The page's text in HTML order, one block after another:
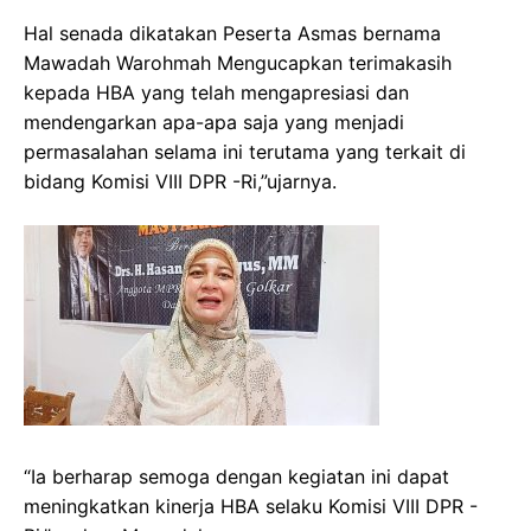
Hal senada dikatakan Peserta Asmas bernama
Mawadah Warohmah Mengucapkan terimakasih
kepada HBA yang telah mengapresiasi dan
mendengarkan apa-apa saja yang menjadi
permasalahan selama ini terutama yang terkait di
bidang Komisi VIII DPR -Ri,”ujarnya.
“Ia berharap semoga dengan kegiatan ini dapat
meningkatkan kinerja HBA selaku Komisi VIII DPR -